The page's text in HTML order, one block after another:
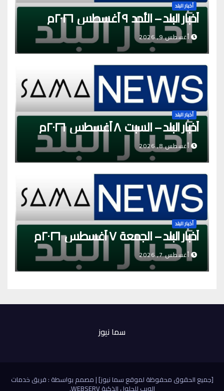
أخبار البلد
أخبار البلد – الأحد ٩ أغسطس ٢٠٢٦م
أغسطس 9, 2026
أخبار البلد
أخبار البلد – السبت ٨ أغسطس ٢٠٢٦م
أغسطس 8, 2026
أخبار البلد
أخبار البلد – الجمعة ٧ أغسطس ٢٠٢٦م
أغسطس 7, 2026
سما نيوز
[جميع الحقوق محفوظة لموقع سما نيوز]|مصمم بواسطة : فريق خدمات
الويب للحلول الذكيةWEBSERV
.